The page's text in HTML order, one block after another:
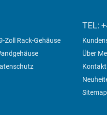
Zoll Rack-Gehäuse
TEL:
Über
Kontakt
Sitemap